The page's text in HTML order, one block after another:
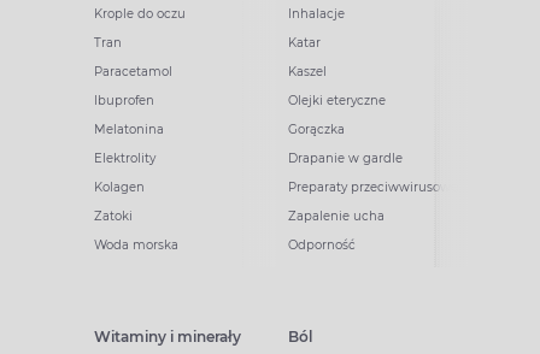
Krople do oczu
Tran
Paracetamol
Ibuprofen
Melatonina
Elektrolity
Kolagen
Zatoki
Woda morska
Inhalacje
Katar
Kaszel
Olejki eteryczne
Gorączka
Drapanie w gardle
Preparaty przeciwwirusowe
Zapalenie ucha
Odporność
Witaminy i minerały Ból